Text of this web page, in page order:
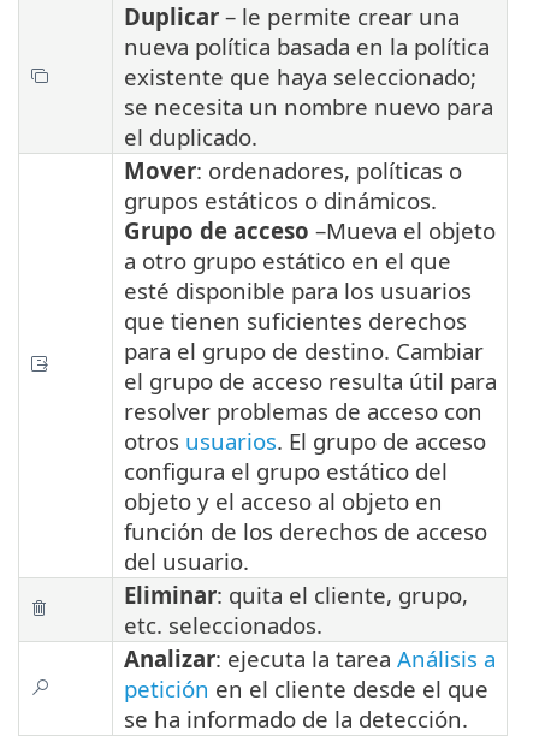
Duplicar – le permite crear una
nueva política basada en la política
existente que haya seleccionado;
se necesita un nombre nuevo para
el duplicado.
Mover: ordenadores, políticas o
grupos estáticos o dinámicos.
Grupo de acceso –Mueva el objeto
a otro grupo estático en el que
esté disponible para los usuarios
que tienen suficientes derechos
para el grupo de destino. Cambiar
el grupo de acceso resulta útil para
resolver problemas de acceso con
otros usuarios. El grupo de acceso
configura el grupo estático del
objeto y el acceso al objeto en
función de los derechos de acceso
del usuario.
Eliminar: quita el cliente, grupo,
etc. seleccionados.
Analizar: ejecuta la tarea Análisis a
petición en el cliente desde el que
se ha informado de la detección.